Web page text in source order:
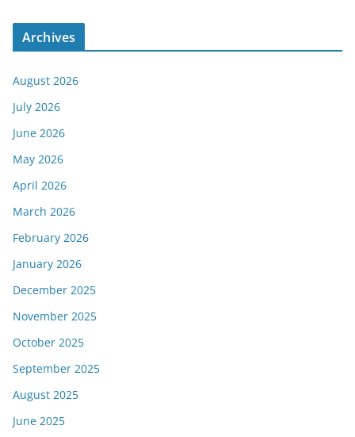
Archives
August 2026
July 2026
June 2026
May 2026
April 2026
March 2026
February 2026
January 2026
December 2025
November 2025
October 2025
September 2025
August 2025
June 2025